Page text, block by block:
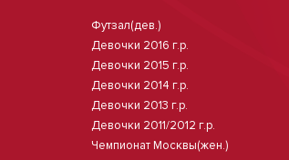
Футзал(дев.)
Девочки 2016 г.р.
Девочки 2015 г.р.
Девочки 2014 г.р.
Девочки 2013 г.р.
Девочки 2011/2012 г.р.
Чемпионат Москвы(жен.)